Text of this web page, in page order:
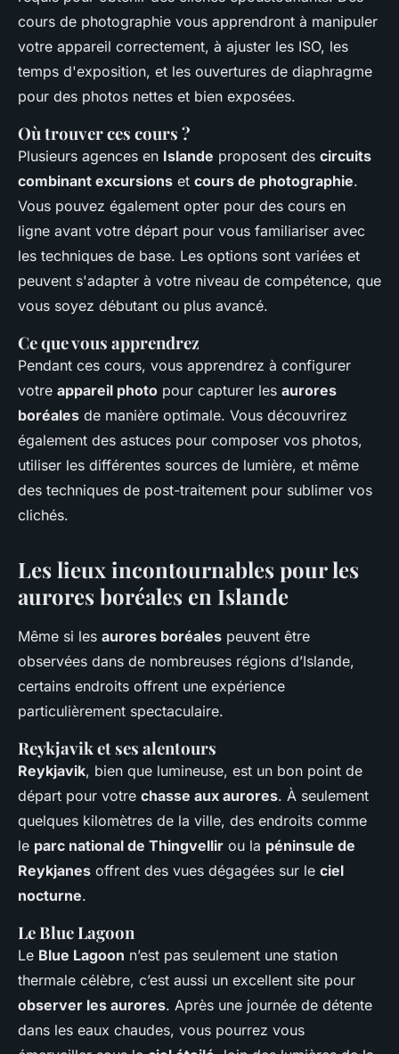
cours de photographie vous apprendront à manipuler
votre appareil correctement, à ajuster les ISO, les
temps d'exposition, et les ouvertures de diaphragme
pour des photos nettes et bien exposées.
Où trouver ces cours ?
Plusieurs agences en Islande proposent des circuits
combinant excursions et cours de photographie.
Vous pouvez également opter pour des cours en
ligne avant votre départ pour vous familiariser avec
les techniques de base. Les options sont variées et
peuvent s'adapter à votre niveau de compétence, que
vous soyez débutant ou plus avancé.
Ce que vous apprendrez
Pendant ces cours, vous apprendrez à configurer
votre appareil photo pour capturer les aurores
boréales de manière optimale. Vous découvrirez
également des astuces pour composer vos photos,
utiliser les différentes sources de lumière, et même
des techniques de post-traitement pour sublimer vos
clichés.
Les lieux incontournables pour les
aurores boréales en Islande
Même si les aurores boréales peuvent être
observées dans de nombreuses régions d’Islande,
certains endroits offrent une expérience
particulièrement spectaculaire.
Reykjavik et ses alentours
Reykjavik, bien que lumineuse, est un bon point de
départ pour votre chasse aux aurores. À seulement
quelques kilomètres de la ville, des endroits comme
le parc national de Thingvellir ou la péninsule de
Reykjanes offrent des vues dégagées sur le ciel
nocturne.
Le Blue Lagoon
Le Blue Lagoon n’est pas seulement une station
thermale célèbre, c’est aussi un excellent site pour
observer les aurores. Après une journée de détente
dans les eaux chaudes, vous pourrez vous